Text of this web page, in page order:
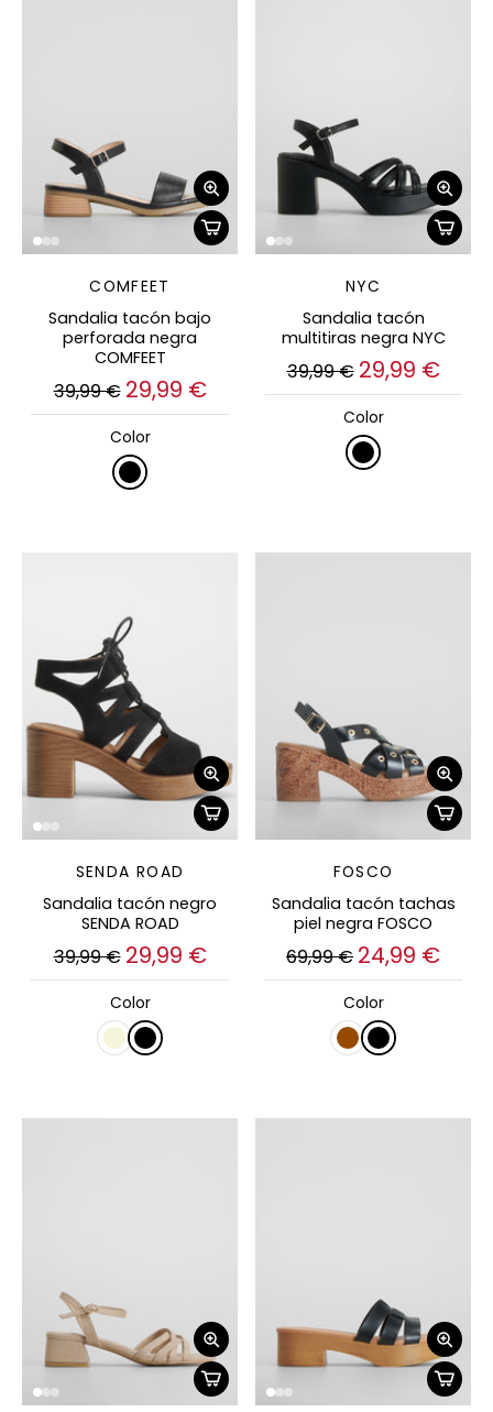
COMFEET
Sandalia tacón bajo
perforada negra
COMFEET
39,99 € 29,99 €
Color
NYC
Sandalia tacón
multitiras negra NYC
39,99 € 29,99 €
Color
SENDA ROAD
Sandalia tacón negro
SENDA ROAD
39,99 € 29,99 €
Color
FOSCO
Sandalia tacón tachas
piel negra FOSCO
69,99 € 24,99 €
Color